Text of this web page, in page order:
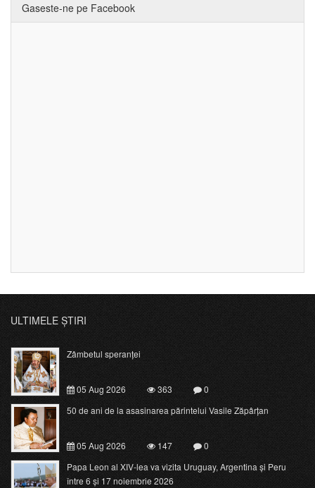
Gaseste-ne pe Facebook
ULTIMELE ȘTIRI
Zâmbetul speranței
05 Aug 2026 363
0
50 de ani de la asasinarea părintelui Vasile Zăpârțan
05 Aug 2026 147
0
Papa Leon al XIV-lea va vizita Uruguay, Argentina și Peru
între 6 și 17 noiembrie 2026